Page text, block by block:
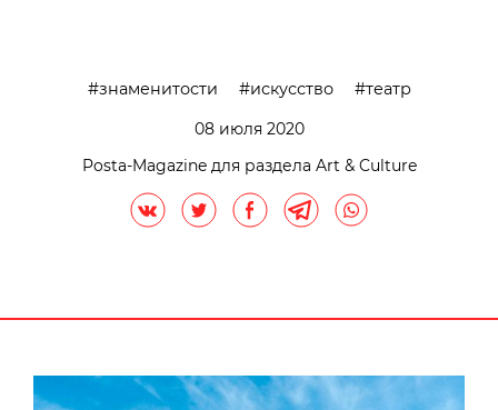
знаменитости искусство
театр
08 июля 2020
Posta-Magazine для раздела Art & Culture